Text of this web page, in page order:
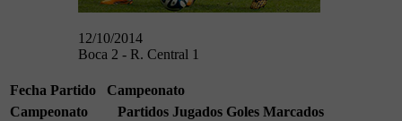
12/10/2014
Boca 2 - R. Central 1
Fecha Partido
Campeonato
Campeonato
Partidos Jugados Goles Marcados